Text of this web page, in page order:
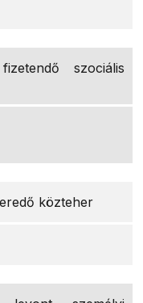
szociális
közteher